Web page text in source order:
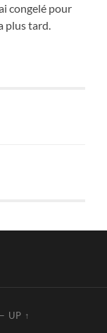
congelé pour
plus tard.
UP ↑